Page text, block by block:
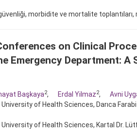
morbidite ve mortalite toplantıları,
on Clinical
Emergency Department: A
Başkaya2, Erdal Yilmaz2, Avni
of Health Sciences, Darıca
of Health Sciences, Kartal Dr.